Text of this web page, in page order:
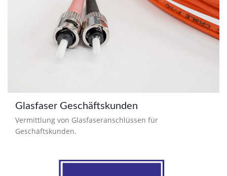
Glasfaser Geschäftskunden
Vermittlung von Glasfaseranschlüssen für
Geschäftskunden.